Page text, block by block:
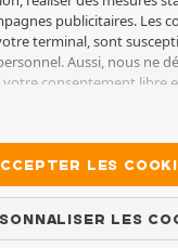
publicitaires. Les
terminal, sont
Aussi, nous ne
consentement libre
pendant 6 mois. Vous
en vous rendant
pouvez choisir de
ou autres traceurs.
AD TYRES. Pour
la page cookies et
LES
LES